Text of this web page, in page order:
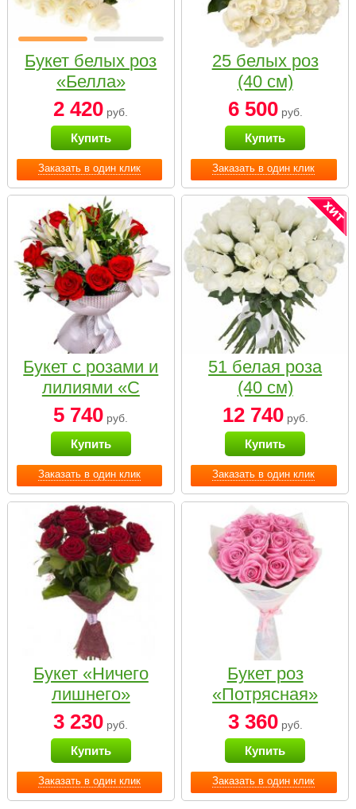
Заказать в один клик
Букет белых роз
«Белла»
2 420 руб.
Купить
Заказать в один клик
25 белых роз
(40 см)
6 500руб.
Купить
Заказать в один клик
Букет с розами и
лилиями «С
наилучшими
пожеланиями»
5 740 руб.
Купить
Заказать в один клик
51 белая роза
(40 см)
12 740руб.
Купить
Заказать в один клик
Букет «Ничего
лишнего»
3 230 руб.
Купить
Заказать в один клик
Букет роз
«Потрясная»
3 360руб.
Купить